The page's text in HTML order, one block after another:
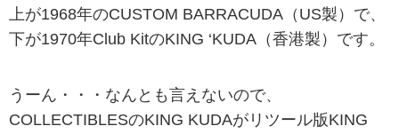
上が1968年のCUSTOM BARRACUDA（US製）で、
下が1970年Club KitのKING ‘KUDA（香港製）です。
うーん・・・なんとも言えないので、
COLLECTIBLESのKING KUDAがリツール版KING